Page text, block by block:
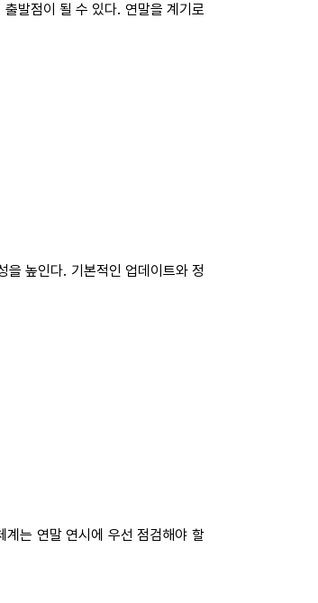
발점이 될 수 있다. 연말을 계기로
을 높인다. 기본적인 업데이트와 정
계는 연말 연시에 우선 점검해야 할